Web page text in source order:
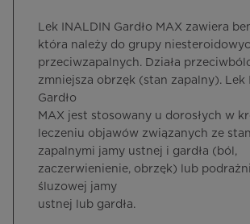
Lek INALDIN Gardło MAX zawiera
która należy do grupy
przeciwzapalnych. Działa
zmniejsza obrzęk (stan zapalny). Lek
Gardło
MAX jest stosowany u dorosłych w
leczeniu objawów związanych ze
zapalnymi jamy ustnej i gardła (ból,
zaczerwienienie, obrzęk) lub
śluzowej jamy
ustnej lub gardła.